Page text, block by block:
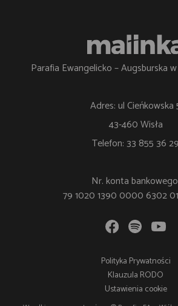
Parafia Ewangelicko – Augsburska
Adres: ul Cieńkowska
43-460 Wisła
Telefon: 33 855 36 29
Nr. konta
79 1020 1390 0000 6302
Polityka Prywatności
Klauzula RODO
Ustawienia cookie